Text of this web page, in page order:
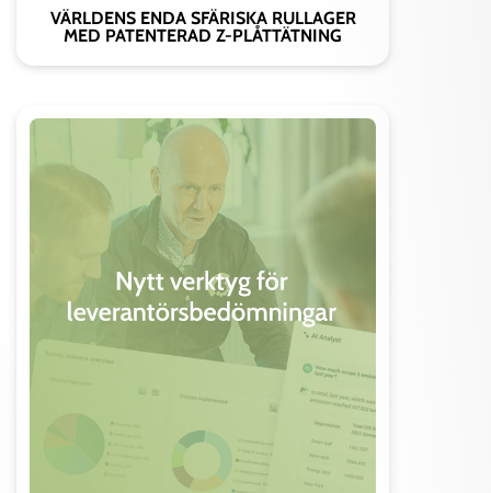
VÄRLDENS ENDA SFÄRISKA RULLAGER
MED PATENTERAD Z-PLÅTTÄTNING